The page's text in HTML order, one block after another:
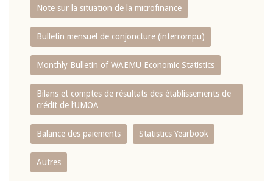
Note sur la situation de la microfinance
Bulletin mensuel de conjoncture (interrompu)
Monthly Bulletin of WAEMU Economic Statistics
Bilans et comptes de résultats des établissements de
crédit de l‘UMOA
Balance des paiements Statistics Yearbook
Autres